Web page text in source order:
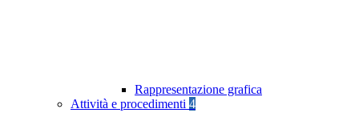
Rappresentazione grafica
Attività e procedimenti 4